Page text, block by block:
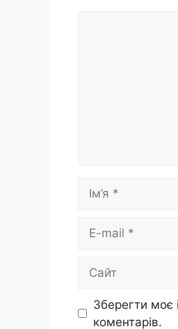
mail
Зберегти моє
коментарів.